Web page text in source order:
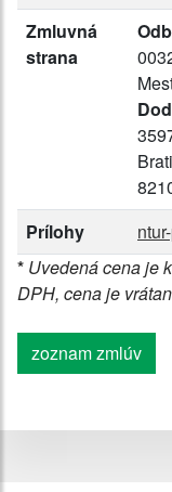
Zmluvná
strana
Prílohy
* Uvedená cena je
DPH, cena je
zoznam zmlúv